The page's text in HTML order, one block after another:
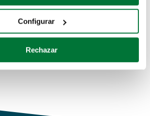
sobre su ubicación geográfica
dispositivo analizándolo activamente
específicas (huellas
sobre cómo se procesan sus
Configurar
Rechazar